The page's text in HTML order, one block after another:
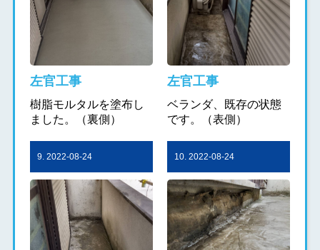
左官工事
樹脂モルタルを塗布し
ました。（裏側）
左官工事
ベランダ、既存の状態
です。（表側）
9. 2022-08-24 10. 2022-08-24